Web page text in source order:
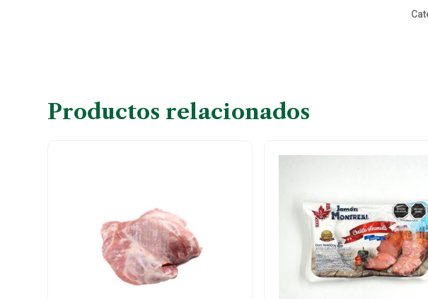
Productos relacionados